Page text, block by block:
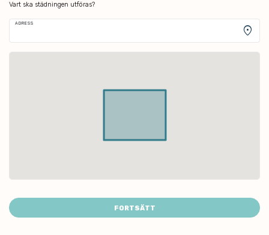
Vart ska städningen utföras?
ADRESS
location_on
FORTSÄTT